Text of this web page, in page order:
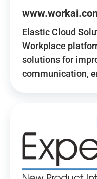
Elastic Cloud
Workplace
solutions for
communication,